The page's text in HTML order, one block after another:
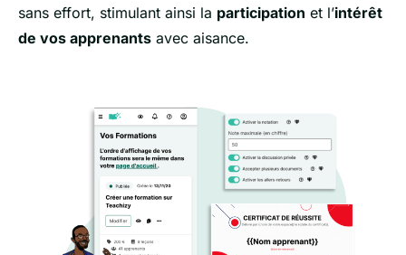
sans effort, stimulant ainsi la participation et l’intérêt
de vos apprenants avec aisance.